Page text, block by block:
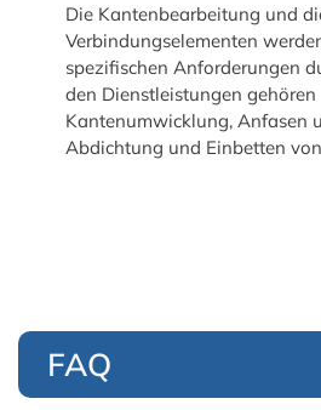
Die Kantenbearbeitung und
Verbindungselementen
spezifischen Anforderungen
den Dienstleistungen gehören
Kantenumwicklung, Anfasen
Abdichtung und Einbetten
FAQ